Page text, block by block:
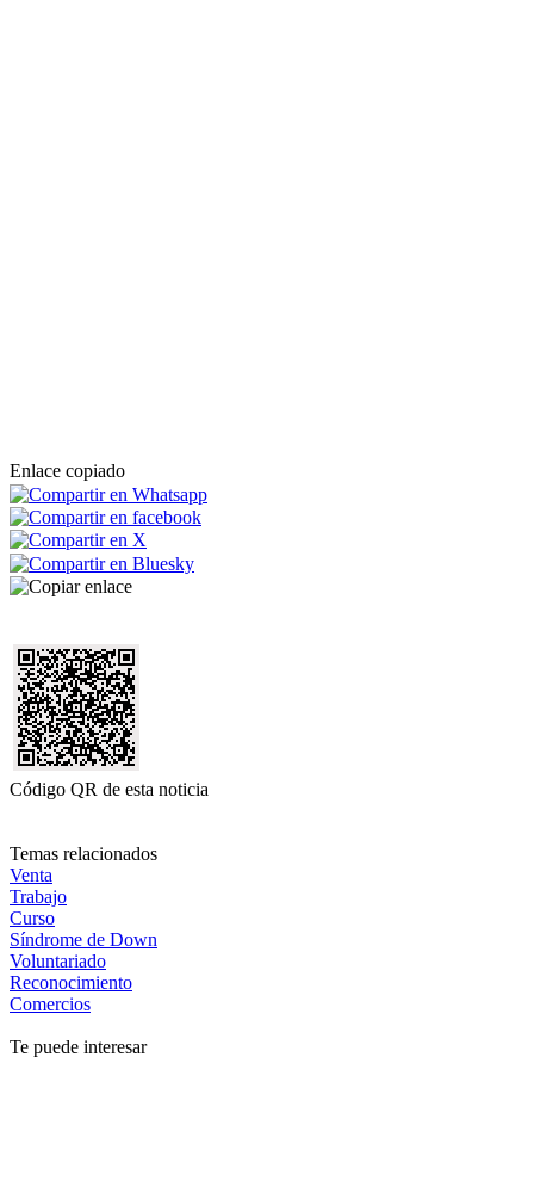
Enlace copiado
Código QR de esta noticia
Temas relacionados
Venta
Trabajo
Curso
Síndrome de Down
Voluntariado
Reconocimiento
Comercios
Te puede interesar